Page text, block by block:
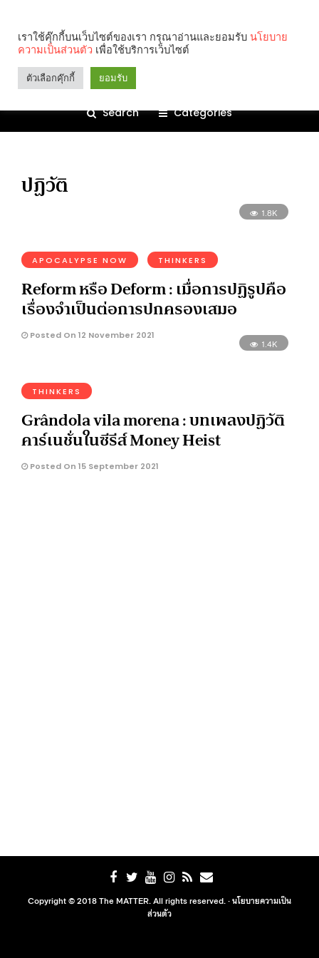
Search Categories
ปฏิวัติ
1.8K
APOCALYPSE NOW THINKERS
Reform หรือ Deform : เมื่อการปฏิรูปคือ
เรื่องจำเป็นต่อการปกครองเสมอ
Posted On 12 November 2021
1.4K
THINKERS
Grândola vila morena : บทเพลงปฏิวัติ
คาร์เนชั่นในซีรีส์ Money Heist
Posted On 15 September 2021
Copyright © 2018 The MATTER. All rights reserved. ·นโยบายความเป็น
ส่วนตัว
เราใช้คุ๊กกี้บนเว็บไซต์ของเรา กรุณาอ่านและยอมรับ นโยบาย
ความเป็นส่วนตัว เพื่อใช้บริการเว็บไซต์
ตัวเลือกคุ๊กกี้ ยอมรับ